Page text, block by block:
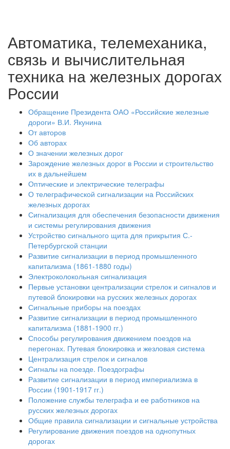
Автоматика, телемеханика,
связь и вычислительная
техника на железных дорогах
России
Обращение Президента ОАО «Российские железные
дороги» В.И. Якунина
От авторов
Об авторах
О значении железных дорог
Зарождение железных дорог в России и строительство
их в дальнейшем
Оптические и электрические телеграфы
О телеграфической сигнализации на Российских
железных дорогах
Сигнализация для обеспечения безопасности движения
и системы регулирования движения
Устройство сигнального щита для прикрытия С.-
Петербургской станции
Развитие сигнализации в период промышленного
капитализма (1861-1880 годы)
Электроколокольная сигнализация
Первые установки централизации стрелок и сигналов и
путевой блокировки на русских железных дорогах
Сигнальные приборы на поездах
Развитие сигнализации в период промышленного
капитализма (1881-1900 гг.)
Способы регулирования движением поездов на
перегонах. Путевая блокировка и жезловая система
Централизация стрелок и сигналов
Сигналы на поезде. Поездографы
Развитие сигнализации в период империализма в
России (1901-1917 гг.)
Положение службы телеграфа и ее работников на
русских железных дорогах
Общие правила сигнализации и сигнальные устройства
Регулирование движения поездов на однопутных
дорогах